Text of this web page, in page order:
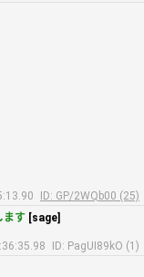
ID: GP/2WQb00 (25)
ます [sage]
ID: PagUI89kO (1)